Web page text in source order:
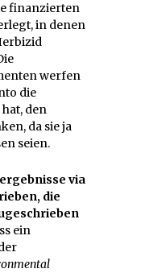
finanzierten
in denen
werfen
die
den
da sie ja
seien.
via
die
ein